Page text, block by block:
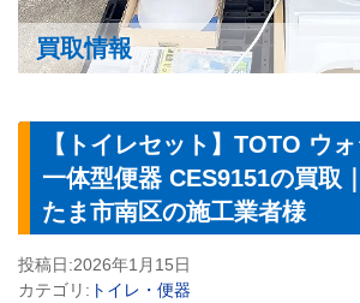
買取情報
【トイレセット】TOTO ウ
一体型便器 CES9151の買取
たま市南区の施工業者様
投稿日:2026年1月15日
カテゴリ: トイレ・便器